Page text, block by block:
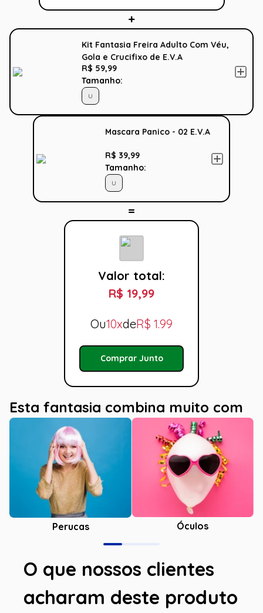
Kit Fantasia Freira Adulto Com Véu,
Gola e Crucifixo de E.V.A
R$ 59,99
Tamanho:
U
Mascara Panico - 02 E.V.A
R$ 39,99
Tamanho:
U
Valor total:
R$ 19,99
Ou10xdeR$ 1.99
Comprar Junto
Esta fantasia combina muito com
Perucas Óculos
O que nossos clientes
acharam deste produto